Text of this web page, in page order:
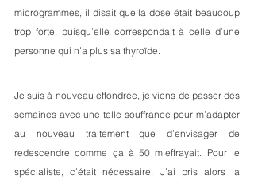
microgrammes, il disait que la dose était beaucoup
trop forte, puisqu’elle correspondait à celle d’une
personne qui n’a plus sa thyroïde.
Je suis à nouveau effondrée, je viens de passer des
semaines avec une telle souffrance pour m’adapter
au nouveau traitement que d’envisager de
redescendre comme ça à 50 m’effrayait. Pour le
spécialiste, c’était nécessaire. J’ai pris alors la